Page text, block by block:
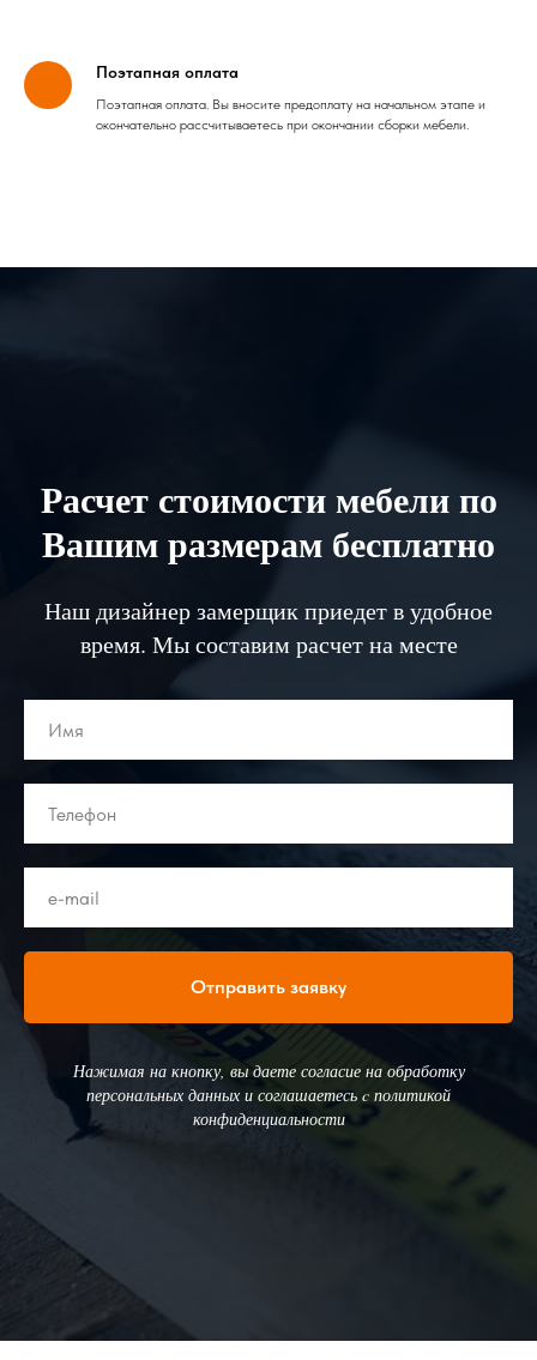
Поэтапная оплата
Поэтапная оплата. Вы вносите предоплату на начальном этапе и
окончательно рассчитываетесь при окончании сборки мебели.
Расчет стоимости мебели по
Вашим размерам бесплатно
Наш дизайнер замерщик приедет в удобное
время. Мы составим расчет на месте
Отправить заявку
Нажимая на кнопку, вы даете согласие на обработку
персональных данных и соглашаетесь c политикой
конфиденциальности